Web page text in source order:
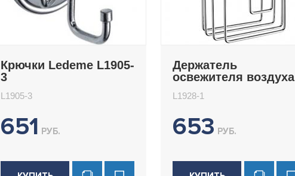
Крючки Ledeme L1905-
3
L1905-3
651 РУБ.
Держатель
освежителя воздуха
L1928-1
653 РУБ.